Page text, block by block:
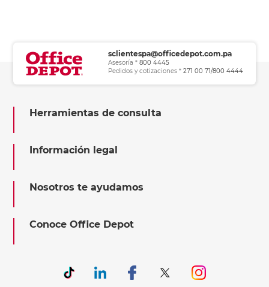
sclientespa@officedepot.com.pa
Asesoría * 800 4445
Pedidos y cotizaciones * 271 00 71/800 4444
Herramientas de consulta
Información legal
Nosotros te ayudamos
Conoce Office Depot